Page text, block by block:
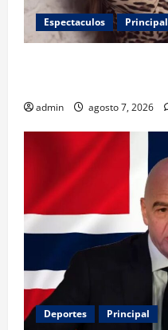
Espectaculos Principal
admin agosto 7, 2026
Deportes Principal